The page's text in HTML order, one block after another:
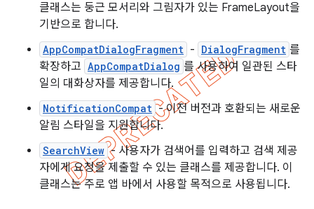
클래스는 둥근 모서리와 그림자가 있는 FrameLayout을
기반으로 합니다.
AppCompatDialogFragment - DialogFragment 를
확장하고 AppCompatDialog 를 사용하여 일관된 스타
일의 대화상자를 제공합니다.
NotificationCompat - 이전 버전과 호환되는 새로운
알림 스타일을 지원합니다.
SearchView - 사용자가 검색어를 입력하고 검색 제공
자에게 요청을 제출할 수 있는 클래스를 제공합니다. 이
클래스는 주로 앱 바에서 사용할 목적으로 사용됩니다.